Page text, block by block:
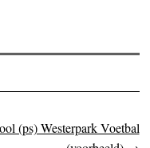
(ps) Westerpark Voetbal